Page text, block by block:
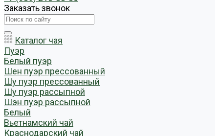
Заказать звонок
Каталог чая
Пуэр
Белый пуэр
Шен пуэр прессованный
Шу пуэр прессованный
Шу пуэр рассыпной
Шэн пуэр рассыпной
Белый
Вьетнамский чай
Краснодарский чай